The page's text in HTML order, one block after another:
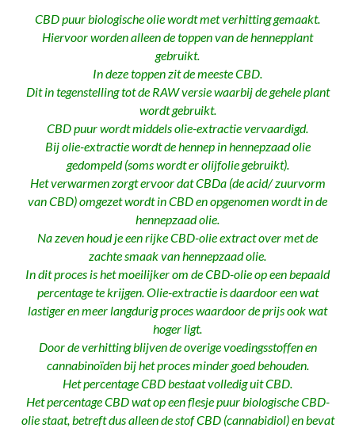
CBD puur biologische olie wordt met verhitting gemaakt.
Hiervoor worden alleen de toppen van de hennepplant
gebruikt.
In deze toppen zit de meeste CBD.
Dit in tegenstelling tot de RAW versie waarbij de gehele plant
wordt gebruikt.
CBD puur wordt middels olie-extractie vervaardigd.
Bij olie-extractie wordt de hennep in hennepzaad olie
gedompeld (soms wordt er olijfolie gebruikt).
Het verwarmen zorgt ervoor dat CBDa (de acid/ zuurvorm
van CBD) omgezet wordt in CBD en opgenomen wordt in de
hennepzaad olie.
Na zeven houd je een rijke CBD-olie extract over met de
zachte smaak van hennepzaad olie.
In dit proces is het moeilijker om de CBD-olie op een bepaald
percentage te krijgen. Olie-extractie is daardoor een wat
lastiger en meer langdurig proces waardoor de prijs ook wat
hoger ligt.
Door de verhitting blijven de overige voedingsstoffen en
cannabinoïden bij het proces minder goed behouden.
Het percentage CBD bestaat volledig uit CBD.
Het percentage CBD wat op een flesje puur biologische CBD-
olie staat, betreft dus alleen de stof CBD (cannabidiol) en bevat